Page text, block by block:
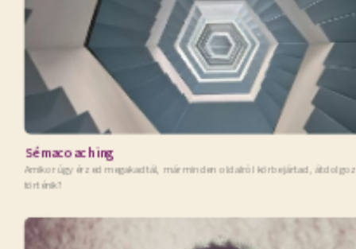
Sémacoaching
Amikor úgy érzed megakadtál, már minden oldalról körbejártad,
történik?